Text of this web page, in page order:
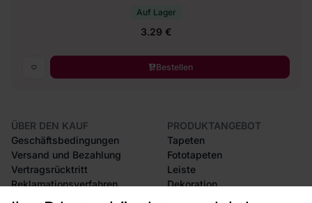
Auf Lager
3.29 €
Bestellen
ÜBER DEN KAUF
Geschäftsbedingungen
Versand und Bezahlung
Vertragsrücktritt
Reklamationsverfahren
Rücksendung von Waren
PRODUKTANGEBOT
Tapeten
Fototapeten
Leiste
Dekoration
Selbstklebende Folien